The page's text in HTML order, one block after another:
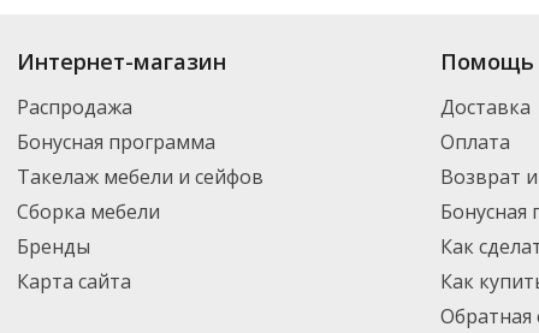
Купить
. В
Вы можете выбрать нужный товар и добавить его в корзину для
партнерской транспортной компанией DPD. Для постоянных
Интернет-магазин
Распродажа
Бонусная программа
Такелаж мебели и сейфов
Сборка мебели
Бренды
Карта сайта
Помощь
Доставка
Оплата
Возврат
Бонусная
Как
Как
Обратная